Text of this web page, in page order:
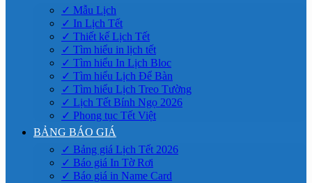
✓ Mẫu Lịch
✓ In Lịch Tết
✓ Thiết kế Lịch Tết
✓ Tìm hiểu in lịch tết
✓ Tìm hiểu In Lịch Bloc
✓ Tìm hiểu Lịch Để Bàn
✓ Tìm hiểu Lịch Treo Tường
✓ Lịch Tết Bính Ngọ 2026
✓ Phong tục Tết Việt
BẢNG BÁO GIÁ
✓ Bảng giá Lịch Tết 2026
✓ Báo giá In Tờ Rơi
✓ Báo giá in Name Card